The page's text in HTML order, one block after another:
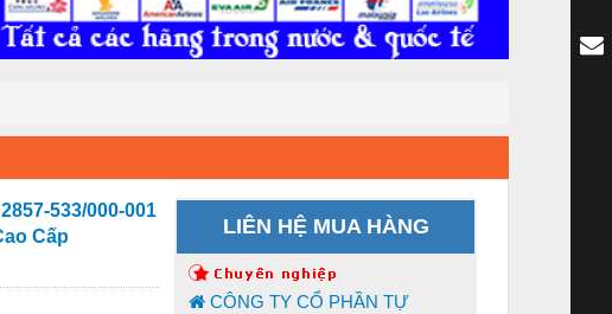
533/000-001
Cấp
LIÊN HỆ MUA HÀNG
CÔNG TY CỔ PHẦN TỰ